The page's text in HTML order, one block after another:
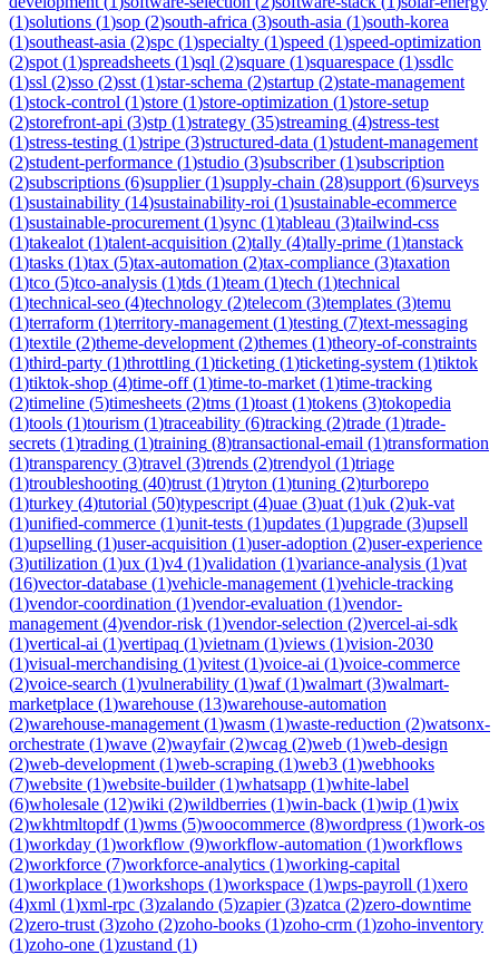
(1)solutions (1)sop (2)south-africa (3)south-asia (1)south-korea
(1)southeast-asia (2)spc (1)specialty (1)speed (1)speed-optimization
(2)spot (1)spreadsheets (1)sql (2)square (1)squarespace (1)ssdlc
(1)ssl (2)sso (2)sst (1)star-schema (2)startup (2)state-management
(1)stock-control (1)store (1)store-optimization (1)store-setup
(2)storefront-api (3)stp (1)strategy (35)streaming (4)stress-test
(1)stress-testing (1)stripe (3)structured-data (1)student-management
(2)student-performance (1)studio (3)subscriber(1)subscription
(2)subscriptions (6)supplier(1)supply-chain (28)support (6)surveys
(1)sustainability (14)sustainability-roi (1)sustainable-ecommerce
(1)sustainable-procurement (1)sync (1)tableau (3)tailwind-css
(1)takealot (1)talent-acquisition (2)tally (4)tally-prime (1)tanstack
(1)tasks (1)tax (5)tax-automation (2)tax-compliance (3)taxation
(1)tco (5)tco-analysis (1)tds (1)team (1)tech (1)technical
(1)technical-seo (4)technology (2)telecom (3)templates (3)temu
(1)terraform (1)territory-management (1)testing (7)text-messaging
(1)textile (2)theme-development (2)themes (1)theory-of-constraints
(1)third-party (1)throttling (1)ticketing (1)ticketing-system (1)tiktok
(1)tiktok-shop (4)time-off(1)time-to-market (1)time-tracking
(2)timeline (5)timesheets (2)tms (1)toast (1)tokens (3)tokopedia
(1)tools (1)tourism (1)traceability (6)tracking (2)trade (1)trade-
secrets (1)trading (1)training (8)transactional-email (1)transformation
(1)transparency (3)travel (3)trends (2)trendyol (1)triage
(1)troubleshooting (40)trust (1)tryton (1)tuning (2)turborepo
(1)turkey (4)tutorial (50)typescript (4)uae (3)uat (1)uk (2)uk-vat
(1)unified-commerce (1)unit-tests (1)updates (1)upgrade (3)upsell
(1)upselling (1)user-acquisition (1)user-adoption (2)user-experience
(3)utilization (1)ux (1)v4 (1)validation (1)variance-analysis (1)vat
(16)vector-database (1)vehicle-management (1)vehicle-tracking
(1)vendor-coordination (1)vendor-evaluation (1)vendor-
management (4)vendor-risk (1)vendor-selection (2)vercel-ai-sdk
(1)vertical-ai (1)vertipaq (1)vietnam (1)views (1)vision-2030
(1)visual-merchandising (1)vitest (1)voice-ai (1)voice-commerce
(2)voice-search (1)vulnerability (1)waf(1)walmart (3)walmart-
marketplace (1)warehouse (13)warehouse-automation
(2)warehouse-management (1)wasm (1)waste-reduction (2)watsonx-
orchestrate (1)wave (2)wayfair(2)wcag (2)web (1)web-design
(2)web-development (1)web-scraping (1)web3 (1)webhooks
(7)website (1)website-builder(1)whatsapp (1)white-label
(6)wholesale (12)wiki (2)wildberries (1)win-back (1)wip (1)wix
(2)wkhtmltopdf(1)wms (5)woocommerce (8)wordpress (1)work-os
(1)workday (1)workflow (9)workflow-automation (1)workflows
(2)workforce (7)workforce-analytics (1)working-capital
(1)workplace (1)workshops (1)workspace (1)wps-payroll (1)xero
(4)xml (1)xml-rpc (3)zalando (5)zapier(3)zatca (2)zero-downtime
(2)zero-trust (3)zoho (2)zoho-books (1)zoho-crm (1)zoho-inventory
(1)zoho-one (1)zustand (1)